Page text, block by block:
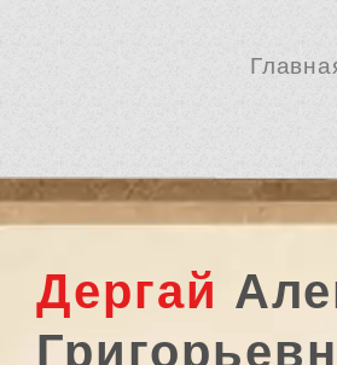
Дергай